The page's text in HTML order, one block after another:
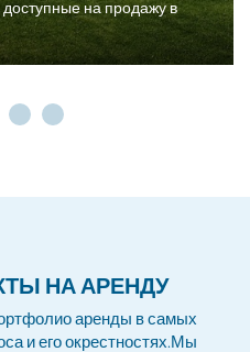
на продажу в
НА АРЕНДУ
аренды в самых
и его окрестностях.Мы